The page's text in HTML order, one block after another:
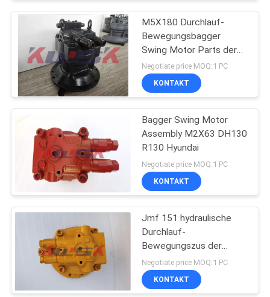
VERBINDUNG
BLOG
FORDERN
SIE
ZITAT
SITEMAP
PRIVACY
POLICY
Schwingen-
Motorenmontage
19
M5X180 Durchlauf-
Bewegungsbagger
Swing Motor Parts der
Teil-SH240 Sumitomo
Negotiate price MOQ:1 PC
KONTAKT
Bagger Swing Motor
Assembly M2X63 DH130
R130 Hyundai
Negotiate price MOQ:1 PC
KONTAKT
Jmf 151 hydraulische
Durchlauf-
Bewegungszus der
Schwingen-
Motorenmontagen-
R220-9 7 R220 200
Negotiate price MOQ:1 PC
KONTAKT